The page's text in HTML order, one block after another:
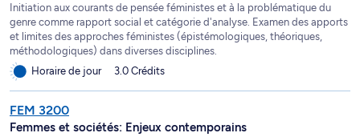
Initiation aux courants de pensée féministes et à la problématique du
genre comme rapport social et catégorie d'analyse. Examen des apports
et limites des approches féministes (épistémologiques, théoriques,
méthodologiques) dans diverses disciplines.
Horaire de jour
3.0 Crédits
FEM 3200
Femmes et sociétés: Enjeux contemporains